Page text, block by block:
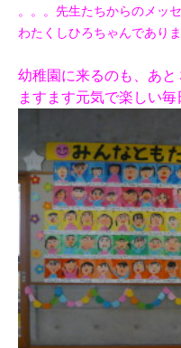
。。。先生たちからのメッ
わたくしひろちゃんでありま
幼稚園に来るのも、あと
ますます元気で楽しい